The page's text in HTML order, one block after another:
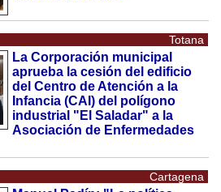
Totana
La Corporación municipal
aprueba la cesión del edificio
del Centro de Atención a la
Infancia (CAI) del polígono
industrial "El Saladar" a la
Asociación de Enfermedades
Cartagena